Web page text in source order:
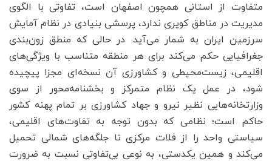
متفاوت از استانی همچون اصفهان است، تفاوتی با الگوی
مدیریت در مناطق کویری ندارد، پرسشی بنیادی در نظام آمایش
سرزمین ایران به شمار می‌آید. در حالی که منطق زون‌بندی
جغرافیایی حکم می‌کند برای هر منطقه متناسب با ویژگی‌های
اقلیمی، زیست‌محیطی و کشاورزی آن نسخه‌ای مجزا پیچیده
شود، در عمل یک نظام متمرکز و بخشنامه‌محور از سوی
وزارتخانه‌هایی نظیر نیرو و جهاد کشاورزی بر تمام پهنه کشور
حاکم است؛ نظامی که بدون توجه به تفاوت‌های اقلیمی،
سیاستی واحد را از فلات مرکزی تا جلگه‌های شمالی تحمیل
می‌کند و همین یکدستی، به نوعی بی‌تفاوتی نسبت به ضرورت